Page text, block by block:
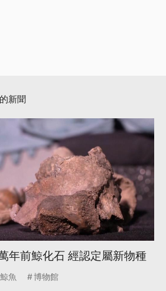
新聞
年前鯨化石 經認定屬新物種
鯨魚 博物館